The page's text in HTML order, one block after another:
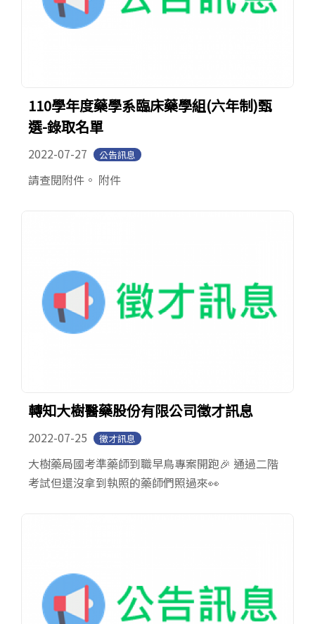
110學年度藥學系臨床藥學組(六年制)甄
選-錄取名單
2022-07-27 公告訊息
請查閱附件。 附件
轉知大樹醫藥股份有限公司徵才訊息
2022-07-25 徵才訊息
大樹藥局國考準藥師到職早鳥專案開跑🎉 通過二階
考試但還沒拿到執照的藥師們照過來👀